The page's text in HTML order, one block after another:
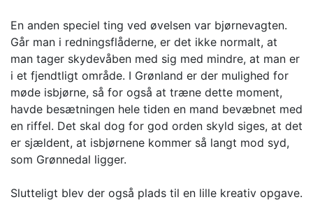
En anden speciel ting ved øvelsen var bjørnevagten.
Går man i redningsflåderne, er det ikke normalt, at
man tager skydevåben med sig med mindre, at man er
i et fjendtligt område. I Grønland er der mulighed for
møde isbjørne, så for også at træne dette moment,
havde besætningen hele tiden en mand bevæbnet med
en riffel. Det skal dog for god orden skyld siges, at det
er sjældent, at isbjørnene kommer så langt mod syd,
som Grønnedal ligger.
Slutteligt blev der også plads til en lille kreativ opgave.